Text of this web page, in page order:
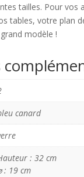
tailles. Pour vos
tables, votre plan
modèle !
canard
: 32 cm
: 19 cm